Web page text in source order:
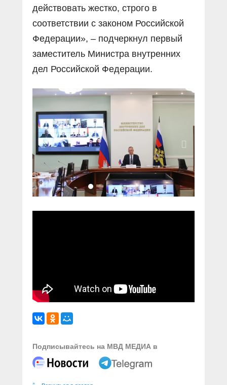
действовать жестко, строго в
соответствии с законом Российской
Федерации», – подчеркнул первый
заместитель Министра внутренних
дел Российской Федерации.
Подписывайтесь на МВД МЕДИА в